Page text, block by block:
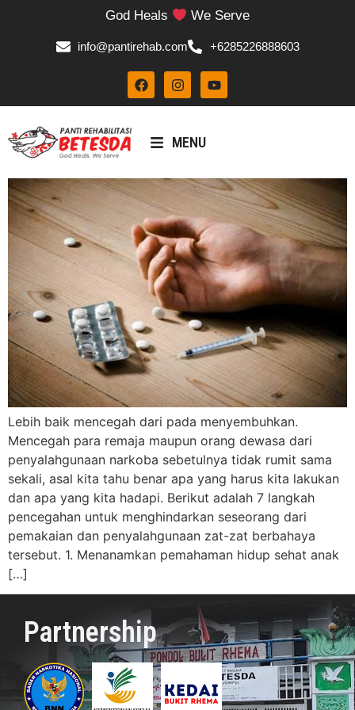
God Heals We Serve
info@pantirehab.com +6285226888603
MENU
Lebih baik mencegah dari pada menyembuhkan.
Mencegah para remaja maupun orang dewasa dari
penyalahgunaan narkoba sebetulnya tidak rumit sama
sekali, asal kita tahu benar apa yang harus kita lakukan
dan apa yang kita hadapi. Berikut adalah 7 langkah
pencegahan untuk menghindarkan seseorang dari
pemakaian dan penyalahgunaan zat-zat berbahaya
tersebut. 1. Menanamkan pemahaman hidup sehat anak
[…]
Partnership